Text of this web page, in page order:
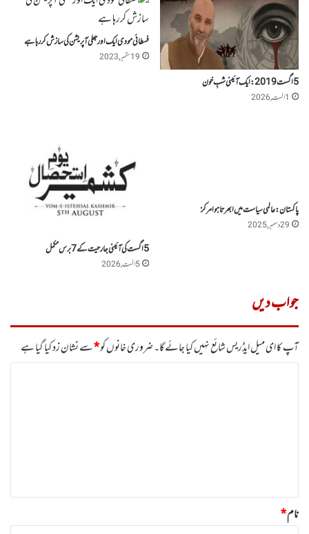
5 اگست 2019: ایک آئینی شبِ خون
1 اگست, 2026
فسطائی مودی ایک اور جعلی آپریشن کی سازش کررہا ہے
19 ستمبر, 2023
پاکستان: عالمی سیاست میں ابھرتا ہوا مرکز
29 دسمبر, 2025
5 اگست کی آئینی جارحیت کے 7 برس مکمل
5 اگست, 2026
جواب دیں
آپ کا ای میل ایڈریس شائع نہیں کیا جائے گا۔ضروری خانوں کو*سے نشان زد کیا گیا ہے
نام*